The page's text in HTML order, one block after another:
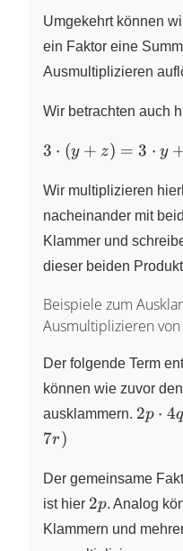
Umgekehrt können
ein Faktor eine
Ausmultiplizieren
Wir betrachten auch
3
(y+z)
= 3
\cdot
y + 3
\cdot
3 ⋅ (y + z) = 3 ⋅ y
Wir multiplizieren
nacheinander mit
Klammer und
dieser beiden
Beispiele zum
Ausmultiplizieren
Der folgende Term
können wie zuvor
ausklammern. 2p
\cdot
7r = 2p
\cdot
2p ⋅ 4q
7r)
Der gemeinsame
ist hier 2p
2p. Analog
Klammern und